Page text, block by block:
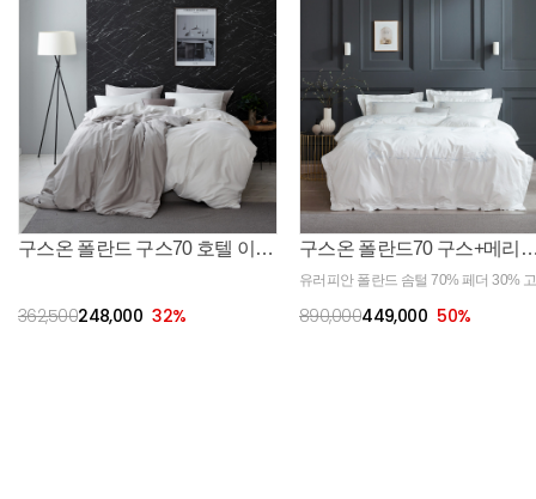
구스온 폴란드 구스70 호텔 이불+60수면 커버세트
362,500248,000 32%
구스온 폴란드70 구스+메리블루 손
유러피안 폴란드 솜털 70% 페더 30%
잘 맞는 최적의 60수 화이트 순면 원단
890,000449,000 50%